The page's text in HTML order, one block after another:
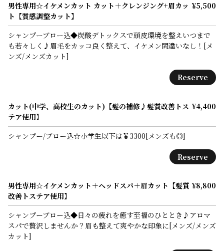
男性専用☆イケメンカット カット＋クレンジング+眉カッ
ト【質感調整カット】
¥5,500
シャンプーブロー込◆炭酸デトックスで頭皮環境を整えいつまで
も若々しく♪眉毛をカッコ良く整えて、イケメン間違いなし！[メ
ンズ/メンズカット]
Reserve
カット(中学、高校生のカット)【髪の補修♪髪質改善トス
テア使用】
¥4,400
シャンプー/ブロー込☆小学生以下は￥3300[メンズも◎]
Reserve
男性専用☆イケメンカット＋ヘッドスパ＋眉カット【髪質
改善トステア使用】
¥8,800
シャンプーブロー込◆日々の疲れを癒す至福のひととき♪アロマ
スパで贅沢しませんか？眉も整えて爽やかな印象に[メンズ/メンズ
カット]